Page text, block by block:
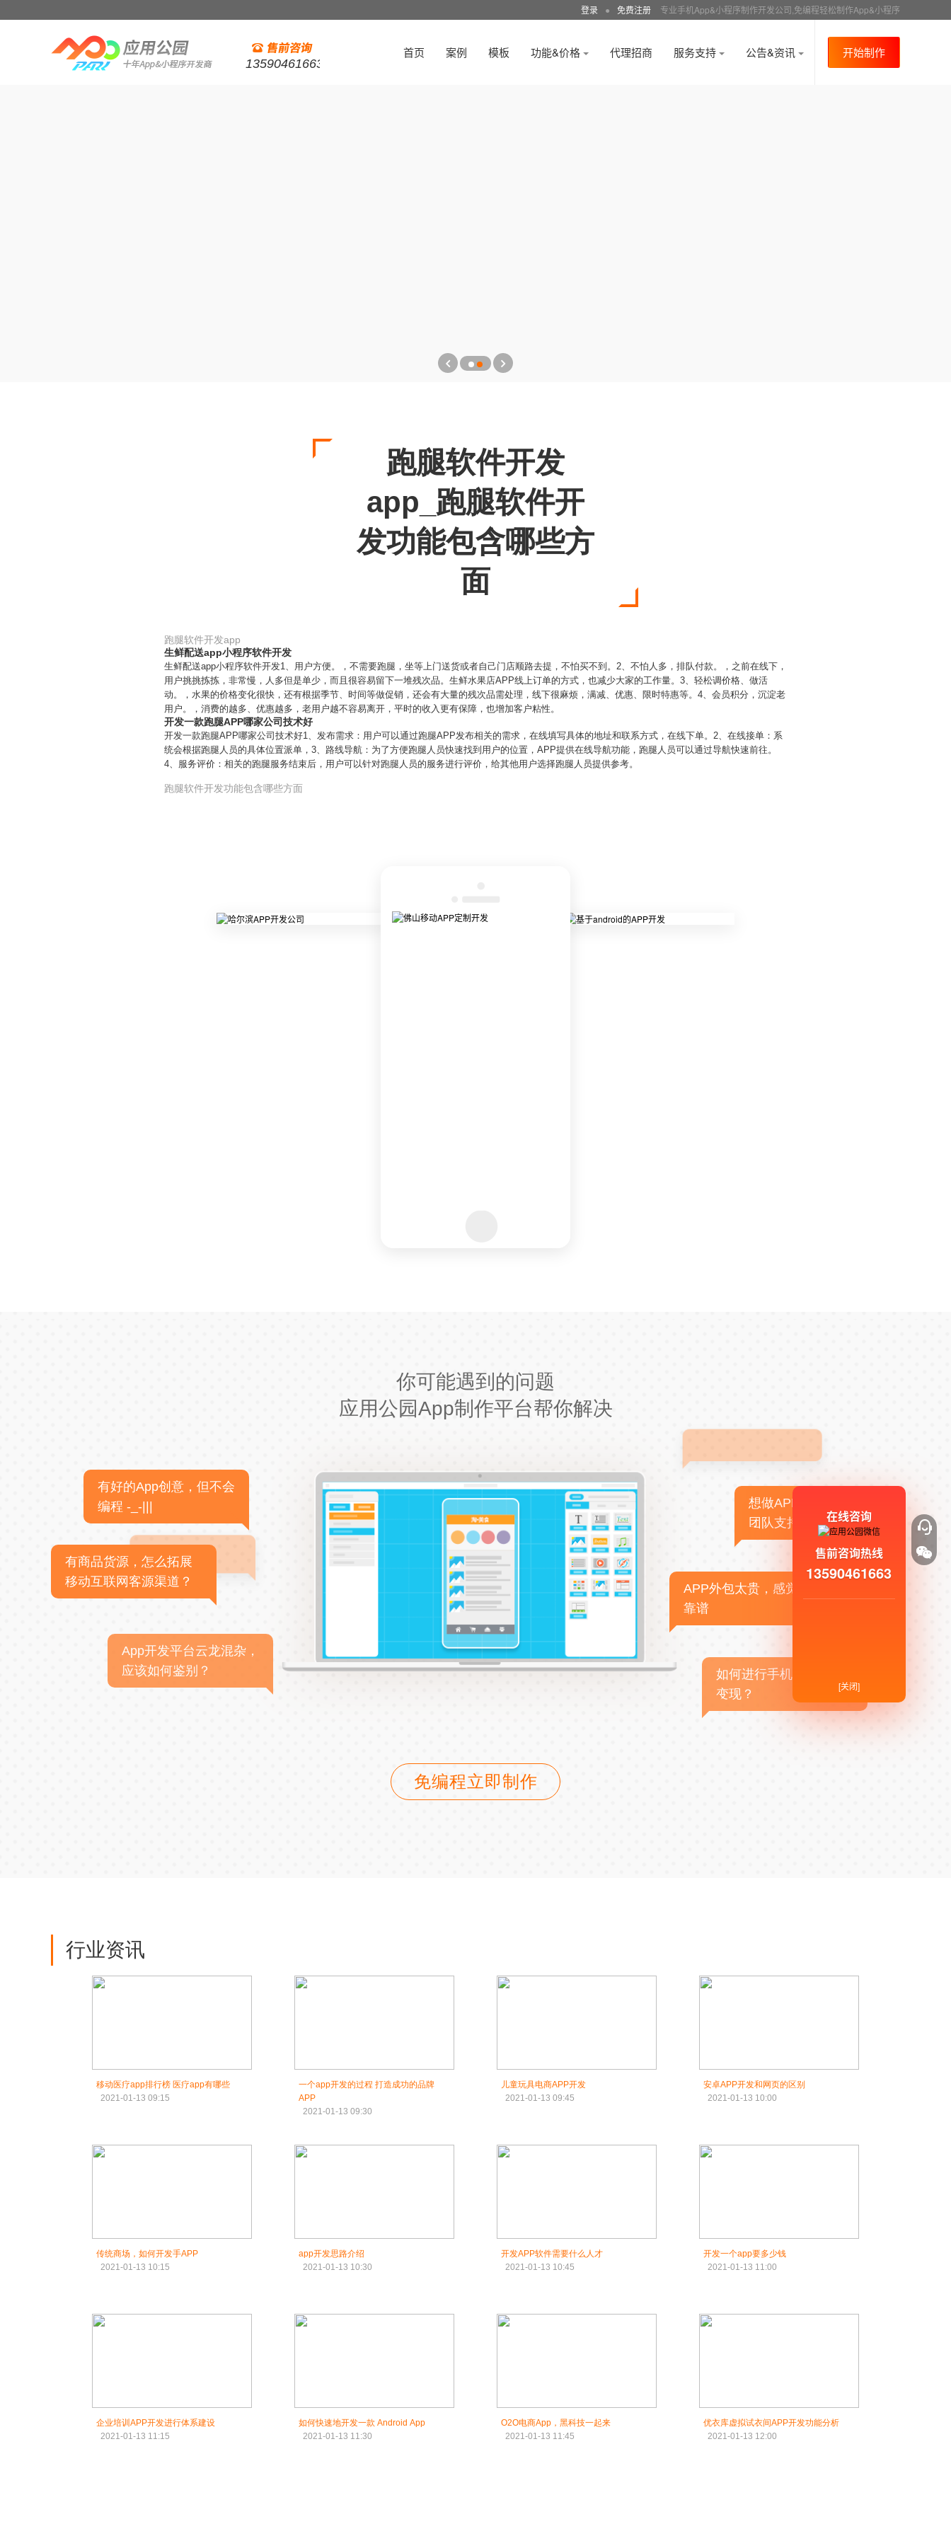
登录 ● 免费注册 专业手机App&小程序制作开发公司,免编程轻松制作App&小程序
13590461663
首页 案例 模板 功能&价格 代理招商 服务支持 公告&资讯 开始制作
跑腿软件开发
app_跑腿软件开
发功能包含哪些方
面
跑腿软件开发app
生鲜配送app小程序软件开发
生鲜配送app小程序软件开发1、用户方便。，不需要跑腿，坐等上门送货或者自己门店顺路去提，不怕买不到。2、不怕人多，排队付款。，之前在线下，
用户挑挑拣拣，非常慢，人多但是单少，而且很容易留下一堆残次品。生鲜水果店APP线上订单的方式，也减少大家的工作量。3、轻松调价格、做活
动。，水果的价格变化很快，还有根据季节、时间等做促销，还会有大量的残次品需处理，线下很麻烦，满减、优惠、限时特惠等。4、会员积分，沉淀老
用户。，消费的越多、优惠越多，老用户越不容易离开，平时的收入更有保障，也增加客户粘性。
开发一款跑腿APP哪家公司技术好
开发一款跑腿APP哪家公司技术好1、发布需求：用户可以通过跑腿APP发布相关的需求，在线填写具体的地址和联系方式，在线下单。2、在线接单：系
统会根据跑腿人员的具体位置派单，3、路线导航：为了方便跑腿人员快速找到用户的位置，APP提供在线导航功能，跑腿人员可以通过导航快速前往。
4、服务评价：相关的跑腿服务结束后，用户可以针对跑腿人员的服务进行评价，给其他用户选择跑腿人员提供参考。
跑腿软件开发功能包含哪些方面
你可能遇到的问题
应用公园App制作平台帮你解决
有好的App创意，但不会
编程 -_-|||
有商品货源，怎么拓展
移动互联网客源渠道？
App开发平台云龙混杂，
应该如何鉴别？
想做APP，但没有技术
团队支持
APP外包太贵，感觉不
靠谱
如何进行手机APP商业
变现？
免编程立即制作
行业资讯
移动医疗app排行榜 医疗app有哪些
2021-01-13 09:15
一个app开发的过程 打造成功的品牌
APP
2021-01-13 09:30
儿童玩具电商APP开发
2021-01-13 09:45
安卓APP开发和网页的区别
2021-01-13 10:00
传统商场，如何开发手APP
2021-01-13 10:15
app开发思路介绍
2021-01-13 10:30
开发APP软件需要什么人才
2021-01-13 10:45
开发一个app要多少钱
2021-01-13 11:00
企业培训APP开发进行体系建设
2021-01-13 11:15
如何快速地开发一款 Android App
2021-01-13 11:30
O2O电商App，黑科技一起来
2021-01-13 11:45
优衣库虚拟试衣间APP开发功能分析
2021-01-13 12:00
在线咨询
售前咨询热线
13590461663
[关闭]